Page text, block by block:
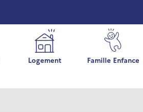
Logement Famille Enfance